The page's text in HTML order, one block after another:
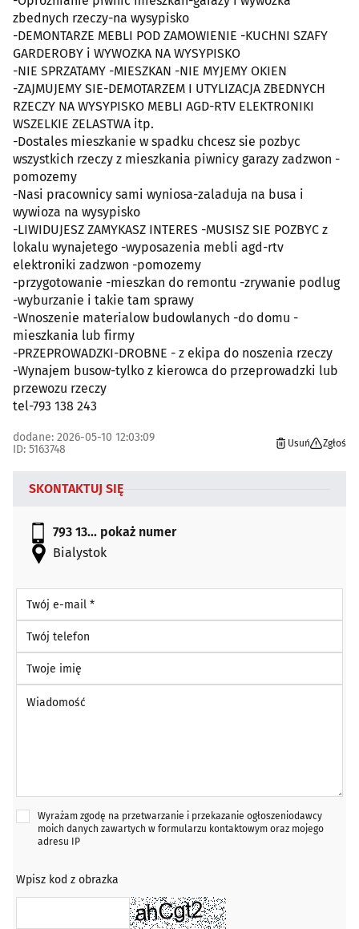
zbednych rzeczy-na wysypisko
-DEMONTARZE MEBLI POD ZAMOWIENIE -KUCHNI SZAFY
GARDEROBY i WYWOZKA NA WYSYPISKO
-NIE SPRZATAMY -MIESZKAN -NIE MYJEMY OKIEN
-ZAJMUJEMY SIE-DEMOTARZEM I UTYLIZACJA ZBEDNYCH
RZECZY NA WYSYPISKO MEBLI AGD-RTV ELEKTRONIKI
WSZELKIE ZELASTWA itp.
-Dostales mieszkanie w spadku chcesz sie pozbyc
wszystkich rzeczy z mieszkania piwnicy garazy zadzwon -
pomozemy
-Nasi pracownicy sami wyniosa-zaladuja na busa i
wywioza na wysypisko
-LIWIDUJESZ ZAMYKASZ INTERES -MUSISZ SIE POZBYC z
lokalu wynajetego -wyposazenia mebli agd-rtv
elektroniki zadzwon -pomozemy
-przygotowanie -mieszkan do remontu -zrywanie podlug
-wyburzanie i takie tam sprawy
-Wnoszenie materialow budowlanych -do domu -
mieszkania lub firmy
-PRZEPROWADZKI-DROBNE - z ekipa do noszenia rzeczy
-Wynajem busow-tylko z kierowca do przeprowadzki lub
przewozu rzeczy
tel-793 138 243
dodane: 2026-05-10 12:03:09
ID: 5163748
Usuń Zgłoś
SKONTAKTUJ SIĘ
793 13... pokaż numer
Bialystok
Wyrażam zgodę na przetwarzanie i przekazanie ogłoszeniodawcy
moich danych zawartych w formularzu kontaktowym oraz mojego
adresu IP
Wpisz kod z obrazka